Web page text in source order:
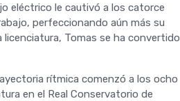
eléctrico le cautivó a los catorce
perfeccionando aún más su
licenciatura, Tomas se ha convertido
rítmica comenzó a los ocho
en el Real Conservatorio de